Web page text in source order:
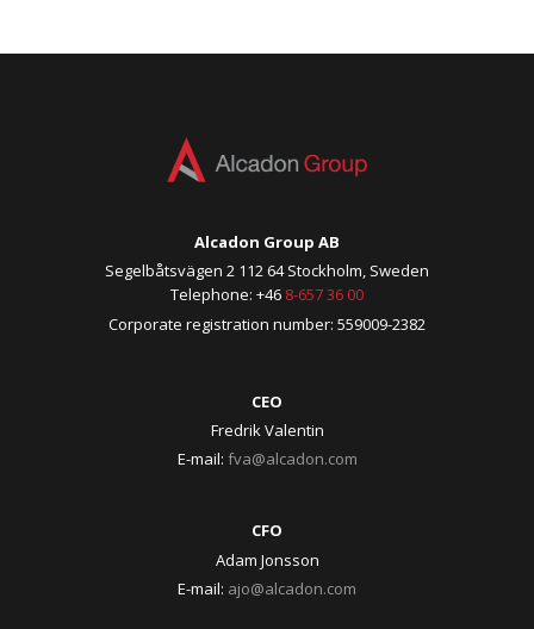
Alcadon Group AB
Segelbåtsvägen 2 112 64 Stockholm, Sweden
Telephone: +46 8-657 36 00
Corporate registration number: 559009-2382
CEO
Fredrik Valentin
E-mail: fva@alcadon.com
CFO
Adam Jonsson
E-mail: ajo@alcadon.com